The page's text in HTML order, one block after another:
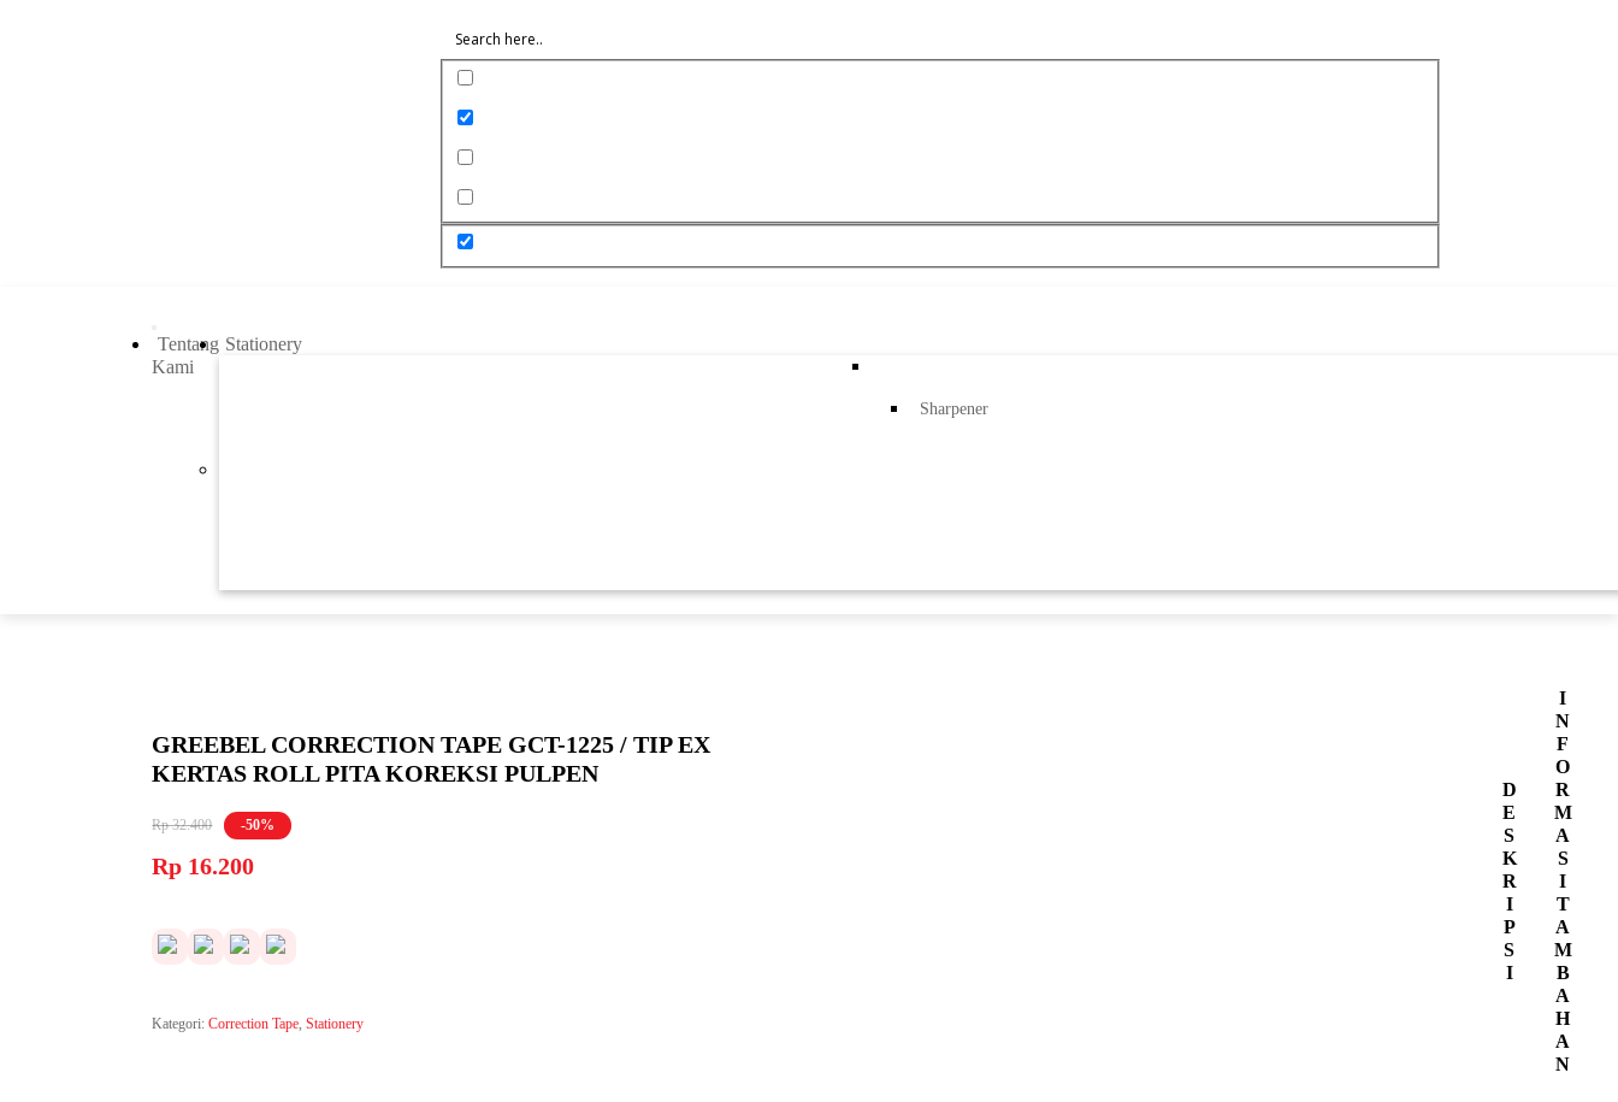
Tentang
Kami
Stationery
Sharpener
GREEBEL CORRECTION TAPE GCT-1225 / TIP EX
KERTAS ROLL PITA KOREKSI PULPEN
-50%
Rp32.400
Harga
aslinya
Rp 16.200Harga
Rp 16.200.
Kategori:Correction Tape,Stationery
D
E
S
K
R
I
P
S
I
I
N
F
O
R
M
A
S
I
T
A
M
B
A
H
A
N